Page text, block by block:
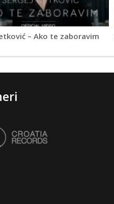
– Ako te zaboravim